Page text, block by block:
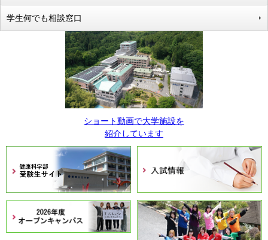
学生何でも相談窓口
ショート動画で大学施設を
紹介しています